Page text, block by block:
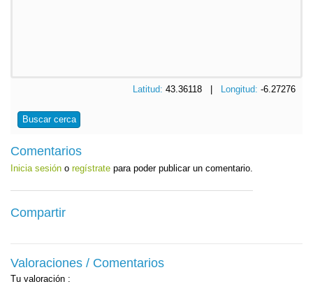
Latitud: 43.36118 | Longitud: -6.27276
Buscar cerca
Comentarios
Inicia sesión o regístrate para poder publicar un comentario.
Compartir
Valoraciones / Comentarios
Tu valoración :